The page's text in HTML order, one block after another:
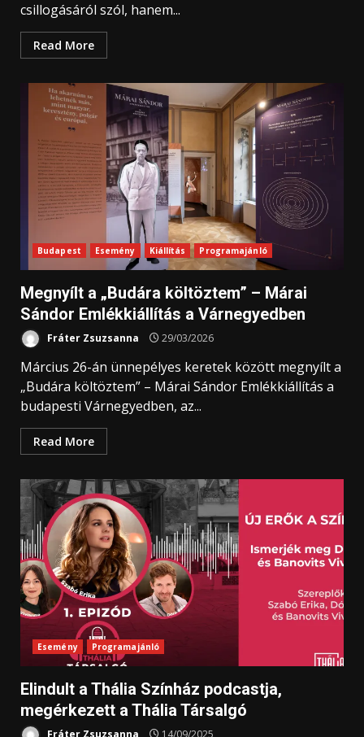
csillogásáról szól, hanem...
Read More
Budapest Esemény Kiállítás Programajánló
Megnyílt a „Budára költöztem” – Márai
Sándor Emlékkiállítás a Várnegyedben
Fráter Zsuzsanna 29/03/2026
Március 26-án ünnepélyes keretek között megnyílt a
„Budára költöztem” – Márai Sándor Emlékkiállítás a
budapesti Várnegyedben, az...
Read More
Esemény Programajánló
Elindult a Thália Színház podcastja,
megérkezett a Thália Társalgó
Fráter Zsuzsanna 14/09/2025